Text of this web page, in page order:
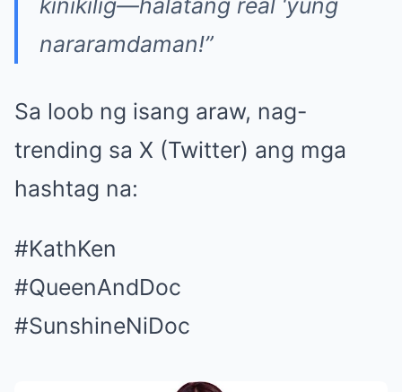
nararamdaman!”
Sa loob ng isang araw, nag-
trending sa X (Twitter) ang mga
hashtag na:
#KathKen
#QueenAndDoc
#SunshineNiDoc